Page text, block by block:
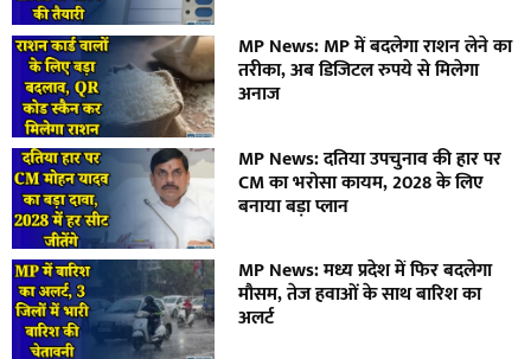
MP News: MP में बदलेगा राशन लेने का
तरीका, अब डिजिटल रुपये से मिलेगा
अनाज
MP News: दतिया उपचुनाव की हार पर
CM का भरोसा कायम, 2028 के लिए
बनाया बड़ा प्लान
MP News: मध्य प्रदेश में फिर बदलेगा
मौसम, तेज हवाओं के साथ बारिश का
अलर्ट